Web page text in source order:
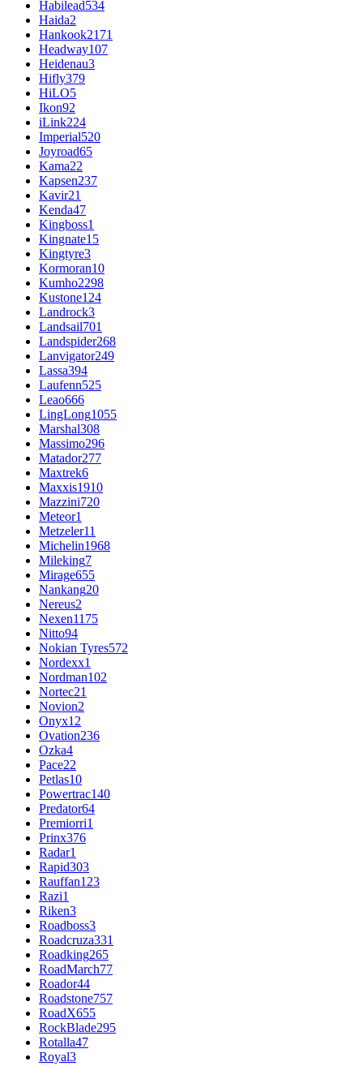
Habilead534
Haida2
Hankook2171
Headway107
Heidenau3
Hifly379
HiLO5
Ikon92
iLink224
Imperial520
Joyroad65
Kama22
Kapsen237
Kavir21
Kenda47
Kingboss1
Kingnate15
Kingtyre3
Kormoran10
Kumho2298
Kustone124
Landrock3
Landsail701
Landspider268
Lanvigator249
Lassa394
Laufenn525
Leao666
LingLong1055
Marshal308
Massimo296
Matador277
Maxtrek6
Maxxis1910
Mazzini720
Meteor1
Metzeler11
Michelin1968
Mileking7
Mirage655
Nankang20
Nereus2
Nexen1175
Nitto94
Nokian Tyres572
Nordexx1
Nordman102
Nortec21
Novion2
Onyx12
Ovation236
Ozka4
Pace22
Petlas10
Powertrac140
Predator64
Premiorri1
Prinx376
Radar1
Rapid303
Rauffan123
Razi1
Riken3
Roadboss3
Roadcruza331
Roadking265
RoadMarch77
Roador44
Roadstone757
RoadX655
RockBlade295
Rotalla47
Royal3